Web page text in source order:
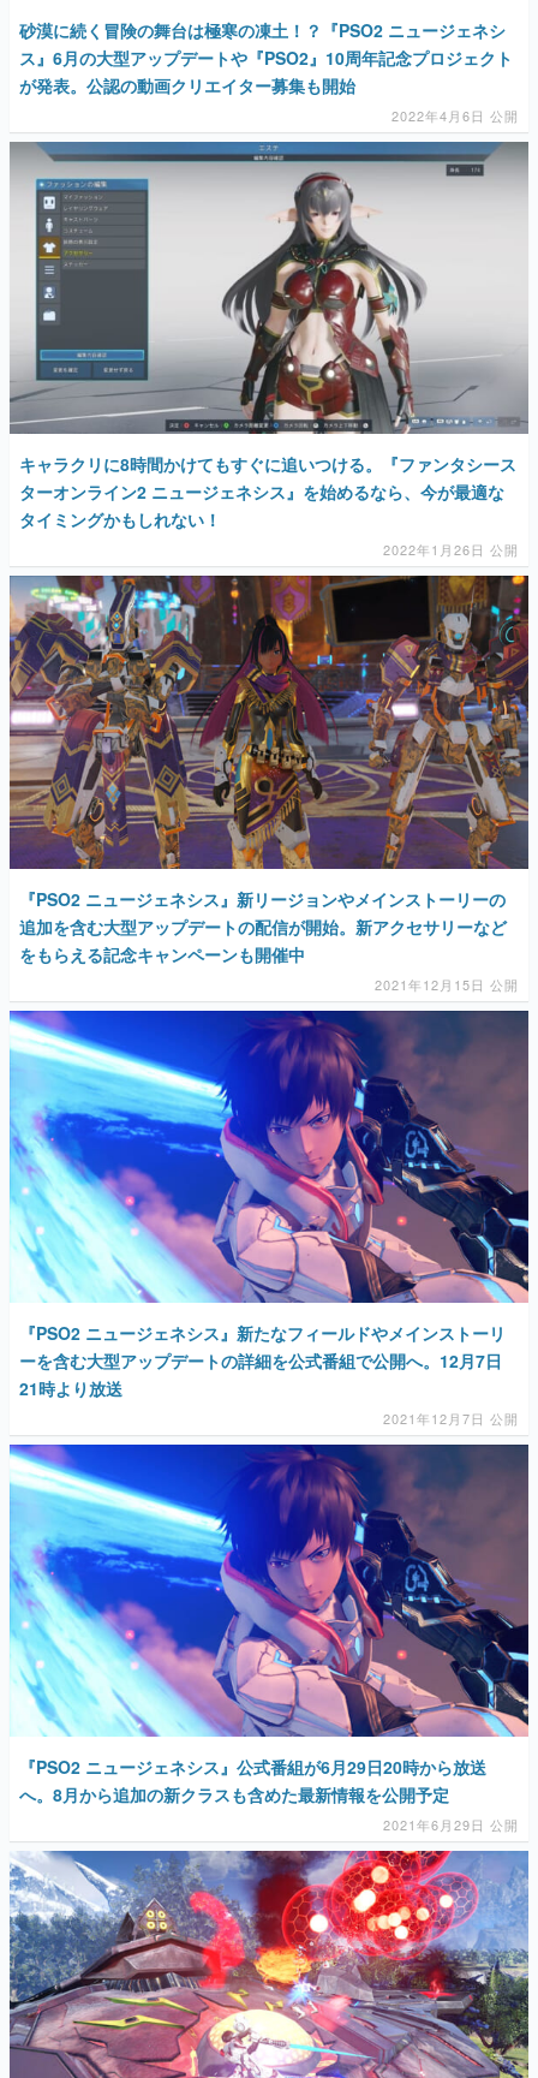
砂漠に続く冒険の舞台は極寒の凍土！？『PSO2 ニュージェネシ
ス』6月の大型アップデートや『PSO2』10周年記念プロジェクト
が発表。公認の動画クリエイター募集も開始
2022年4月6日 公開
キャラクリに8時間かけてもすぐに追いつける。『ファンタシース
ターオンライン2 ニュージェネシス』を始めるなら、今が最適な
タイミングかもしれない！
2022年1月26日 公開
『PSO2 ニュージェネシス』新リージョンやメインストーリーの
追加を含む大型アップデートの配信が開始。新アクセサリーなど
をもらえる記念キャンペーンも開催中
2021年12月15日 公開
『PSO2 ニュージェネシス』新たなフィールドやメインストーリ
ーを含む大型アップデートの詳細を公式番組で公開へ。12月7日
21時より放送
2021年12月7日 公開
『PSO2 ニュージェネシス』公式番組が6月29日20時から放送
へ。8月から追加の新クラスも含めた最新情報を公開予定
2021年6月29日 公開